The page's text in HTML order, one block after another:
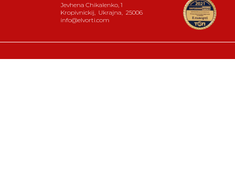
Jevhena Chikalenko, 1
Kropivnickij, Ukrajna, 25006
info@elvorti.com